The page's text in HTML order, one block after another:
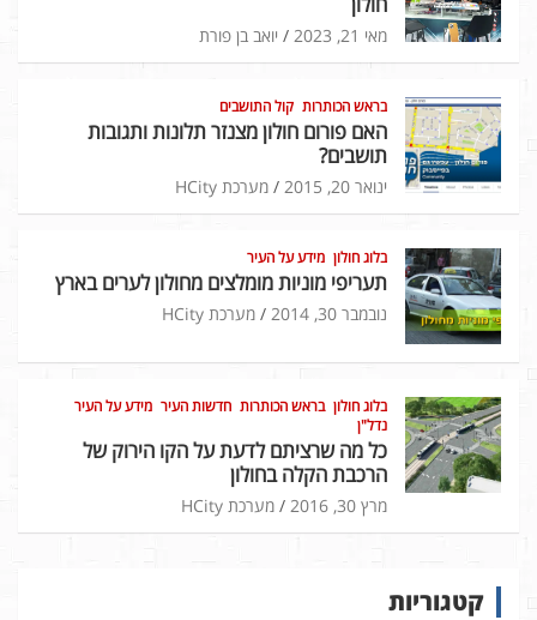
מאי 21, 2023 יואב בן פורת
בראש הכותרות קול התושבים
האם פורום חולון מצנזר תלונות ותגובות
תושבים?
ינואר 20, 2015 מערכת HCity
בלוג חולון מידע על העיר
תעריפי מוניות מומלצים מחולון לערים בארץ
נובמבר 30, 2014 מערכת HCity
בלוג חולון בראש הכותרות חדשות העיר מידע על העיר
נדל"ן
כל מה שרציתם לדעת על הקו הירוק של
הרכבת הקלה בחולון
מרץ 30, 2016 מערכת HCity
קטגוריות